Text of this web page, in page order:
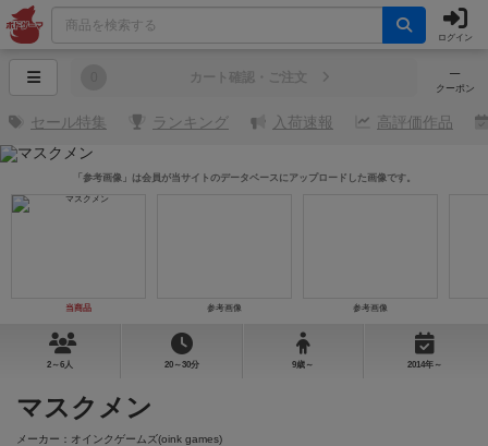
ログイン
─
クーポン
カート確認・ご注文
セール特集 ランキング 入荷速報 高評価作品
当商品 参考画像 参考画像
「参考画像」は会員が当サイトのデータベースにアップロードした画像です。
2～6人 20～30分 9歳～ 2014年～
マスクメン
メーカー：オインクゲームズ(oink games)